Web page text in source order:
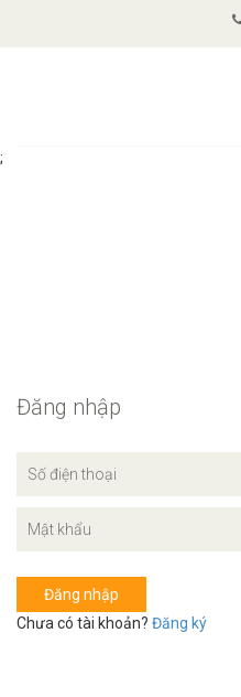
;
Đăng nhập
Đăng nhập
Chưa có tài khoản? Đăng ký